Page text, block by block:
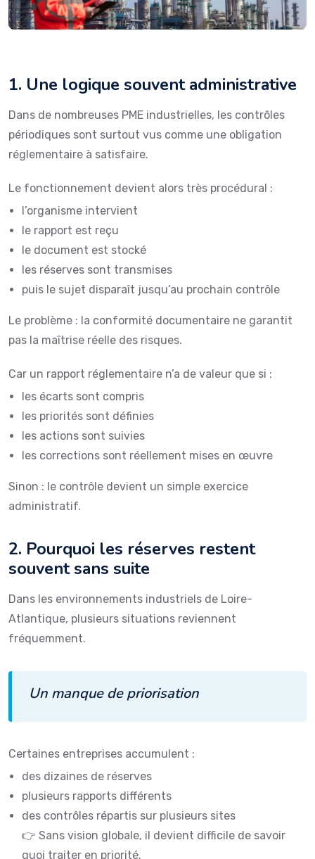
1. Une logique souvent administrative
Dans de nombreuses PME industrielles, les contrôles
périodiques sont surtout vus comme une obligation
réglementaire à satisfaire.
Le fonctionnement devient alors très procédural :
l’organisme intervient
le rapport est reçu
le document est stocké
les réserves sont transmises
puis le sujet disparaît jusqu’au prochain contrôle
Le problème : la conformité documentaire ne garantit
pas la maîtrise réelle des risques.
Car un rapport réglementaire n’a de valeur que si :
les écarts sont compris
les priorités sont définies
les actions sont suivies
les corrections sont réellement mises en œuvre
Sinon : le contrôle devient un simple exercice
administratif.
2. Pourquoi les réserves restent
souvent sans suite
Dans les environnements industriels de Loire-
Atlantique, plusieurs situations reviennent
fréquemment.
Un manque de priorisation
Certaines entreprises accumulent :
des dizaines de réserves
plusieurs rapports différents
des contrôles répartis sur plusieurs sites
👉 Sans vision globale, il devient difficile de savoir
quoi traiter en priorité.